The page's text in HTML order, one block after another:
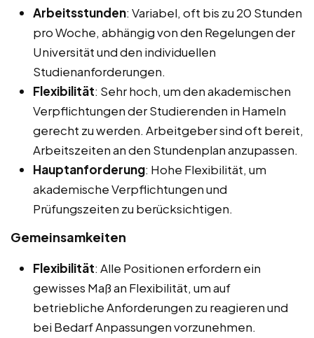
Arbeitsstunden: Variabel, oft bis zu 20 Stunden
pro Woche, abhängig von den Regelungen der
Universität und den individuellen
Studienanforderungen.
Flexibilität: Sehr hoch, um den akademischen
Verpflichtungen der Studierenden in Hameln
gerecht zu werden. Arbeitgeber sind oft bereit,
Arbeitszeiten an den Stundenplan anzupassen.
Hauptanforderung: Hohe Flexibilität, um
akademische Verpflichtungen und
Prüfungszeiten zu berücksichtigen.
Gemeinsamkeiten
Flexibilität: Alle Positionen erfordern ein
gewisses Maß an Flexibilität, um auf
betriebliche Anforderungen zu reagieren und
bei Bedarf Anpassungen vorzunehmen.